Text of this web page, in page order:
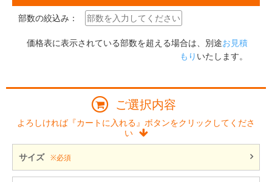
部数の絞込み：
価格表に表示されている部数を超える場合は、別途お見積
もり いたします。
ご選択内容
よろしければ『カートに入れる』ボタンをクリックしてくださ
い
サイズ ※必須